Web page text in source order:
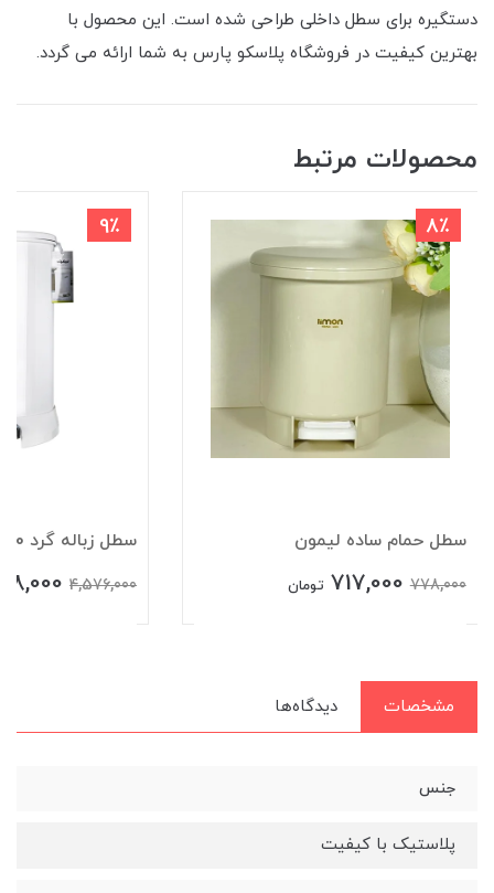
دستگیره برای سطل داخلی طراحی شده است. این محصول با
بهترین کیفیت در فروشگاه پلاسکو پارس به شما ارائه می گردد.
محصولات مرتبط
8٪
سطل حمام ساده لیمون
778,000
717,000 تومان
9٪
سطل زباله گرد 20 لیتری لیمون
4,576,000
مشخصات دیدگاه‌ها
جنس
پلاستیک با کیفیت